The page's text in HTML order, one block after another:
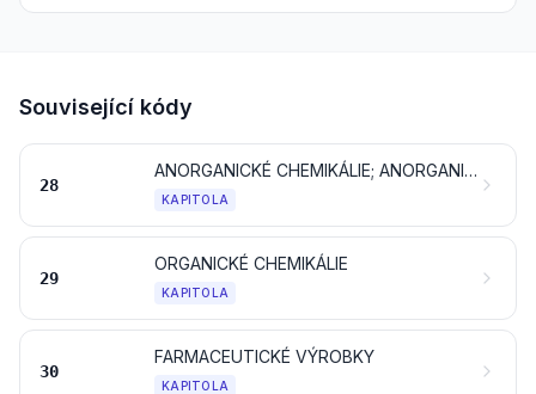
Související kódy
28
ANORGANICKÉ CHEMIKÁLIE; ANORGANICKÉ NEBO ORGANICKÉ SLOUČENINY DRAHÝCH KOVŮ, KOVŮ VZÁCNÝCH ZEMIN, RADIOAKTIVNÍCH PRVKŮ NEBO IZOTOPŮ
KAPITOLA
29
ORGANICKÉ CHEMIKÁLIE
KAPITOLA
30
FARMACEUTICKÉ VÝROBKY
KAPITOLA